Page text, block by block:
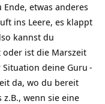
etwas anderes
ins Leere, es klappt
kannst du
ist die Marszeit
Situation deine Guru -
da, wo du bereit
z.B., wenn sie eine